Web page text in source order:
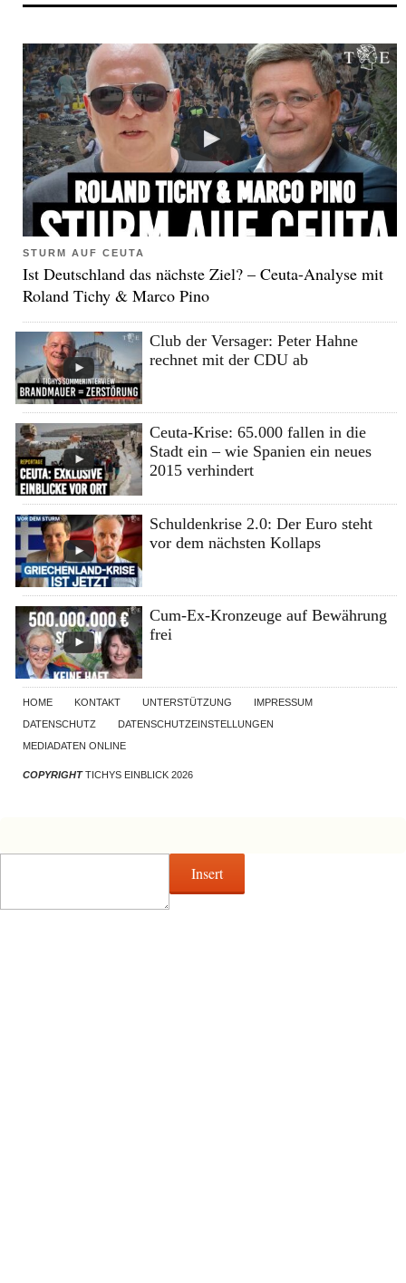
STURM AUF CEUTA
Ist Deutschland das nächste Ziel? – Ceuta-Analyse mit
Roland Tichy & Marco Pino
Club der Versager: Peter Hahne
rechnet mit der CDU ab
Ceuta-Krise: 65.000 fallen in die
Stadt ein – wie Spanien ein neues
2015 verhindert
Schuldenkrise 2.0: Der Euro steht
vor dem nächsten Kollaps
Cum-Ex-Kronzeuge auf Bewährung
frei
HOME KONTAKT UNTERSTÜTZUNG
IMPRESSUM
DATENSCHUTZ
DATENSCHUTZEINSTELLUNGEN
MEDIADATEN ONLINE
COPYRIGHTTICHYS EINBLICK 2026
Insert